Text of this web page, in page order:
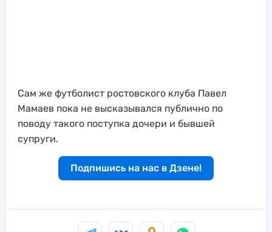
Сам же футболист ростовского клуба Павел
Мамаев пока не высказывался публично по
поводу такого поступка дочери и бывшей
супруги.
Подпишись на нас в Дзене!